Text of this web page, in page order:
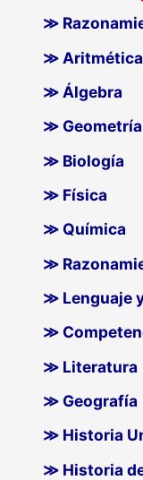
≫
≫ Aritmética
≫ Álgebra
≫ Geometría
≫ Biología
≫ Física
≫ Química
≫
≫ Lenguaje
≫
≫ Literatura
≫ Geografía
≫ Historia
≫ Historia